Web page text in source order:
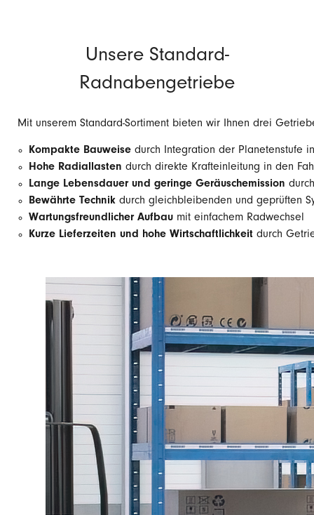
Unsere Standard-
Radnabengetriebe
Mit unserem Standard-Sortiment bieten wir Ihnen drei
Kompakte Bauweise durch Integration der Planetenstufe
Hohe Radiallasten durch direkte Krafteinleitung in den
Lange Lebensdauer und geringe Geräuschemission
Bewährte Technik durch gleichbleibenden und geprüften
Wartungsfreundlicher Aufbau mit einfachem Radwechsel
Kurze Lieferzeiten und hohe Wirtschaftlichkeit durch